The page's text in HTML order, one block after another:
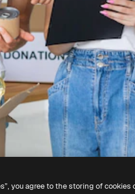
you agree to the storing of